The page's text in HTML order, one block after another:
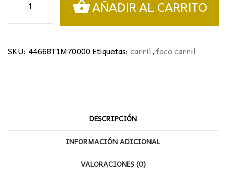
monofásico
Negro/Madera
AÑADIR AL CARRITO
SKU: 44668T1M70000Etiquetas: carril,foco carril
DESCRIPCIÓN
INFORMACIÓN ADICIONAL
VALORACIONES (0)